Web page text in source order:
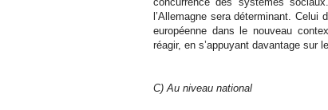
l’Allemagne sera déterminant.
européenne dans le nouveau
réagir, en s’appuyant davantage sur
C) Au niveau national